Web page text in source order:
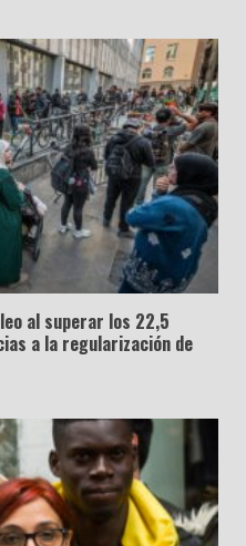
al superar los 22,5
a la regularización de